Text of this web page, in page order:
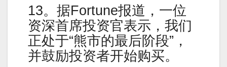
13。据Fortune报道，一位
资深首席投资官表示，我们
正处于“熊市的最后阶段”，
并鼓励投资者开始购买。